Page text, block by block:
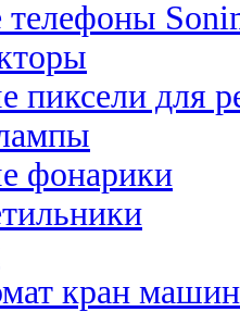
пиксели для
фонарики
кран